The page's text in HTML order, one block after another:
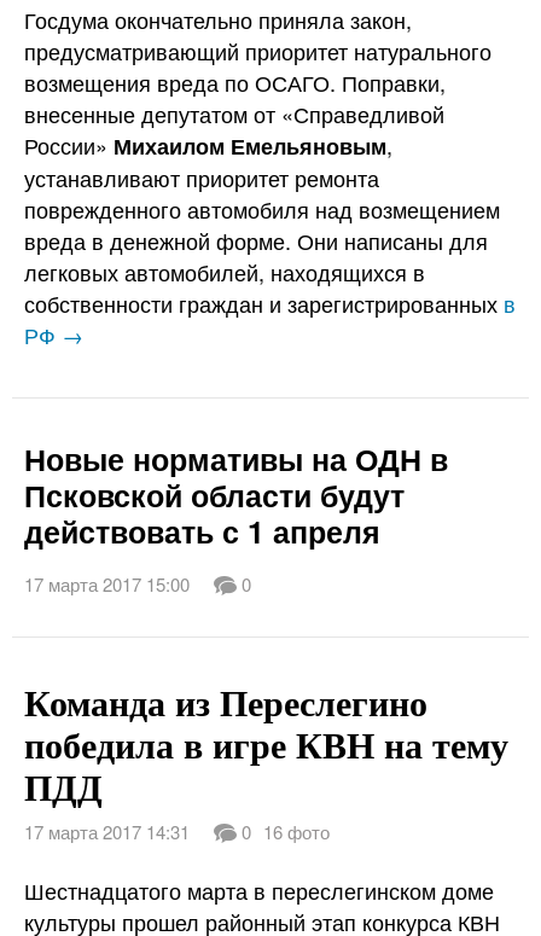
Госдума окончательно приняла закон,
предусматривающий приоритет натурального
возмещения вреда по ОСАГО. Поправки,
внесенные депутатом от «Справедливой
России» Михаилом Емельяновым,
устанавливают приоритет ремонта
поврежденного автомобиля над возмещением
вреда в денежной форме. Они написаны для
легковых автомобилей, находящихся в
собственности граждан и зарегистрированных в
РФ →
Новые нормативы на ОДН в
Псковской области будут
действовать с 1 апреля
17 марта 2017 15:00 0
Команда из Переслегино
победила в игре КВН на тему
ПДД
17 марта 2017 14:31 0 16 фото
Шестнадцатого марта в переслегинском доме
культуры прошел районный этап конкурса КВН